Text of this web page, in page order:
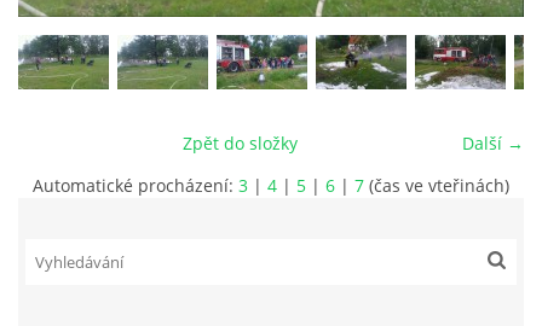
MLÁDEŽ
PRONÁJEM SÁLU POŽÁRNÍHO DOMU
DOTACE
Další →
Zpět do složky
Automatické procházení: 3 | 4 | 5 | 6 | 7 (čas ve vteřinách)